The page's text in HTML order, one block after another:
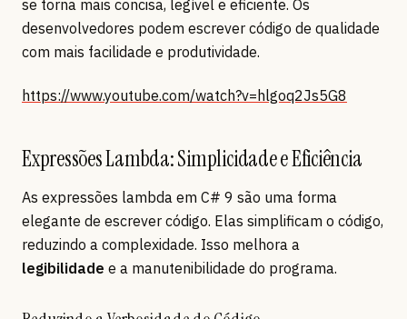
se torna mais concisa, legível e eficiente. Os
desenvolvedores podem escrever código de qualidade
com mais facilidade e produtividade.
https://www.youtube.com/watch?v=hlgoq2Js5G8
Expressões Lambda: Simplicidade e Eficiência
As expressões lambda em C# 9 são uma forma
elegante de escrever código. Elas simplificam o código,
reduzindo a complexidade. Isso melhora a
legibilidade e a manutenibilidade do programa.